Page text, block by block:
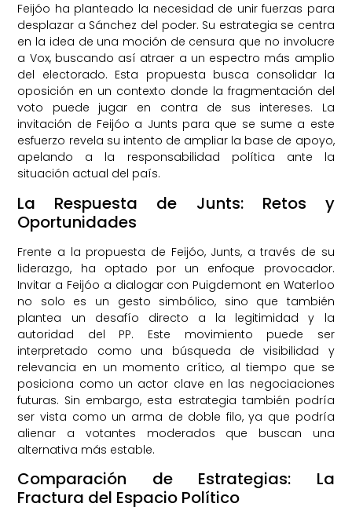
Feijóo ha planteado la necesidad de unir fuerzas para
desplazar a Sánchez del poder. Su estrategia se centra
en la idea de una moción de censura que no involucre
a Vox, buscando así atraer a un espectro más amplio
del electorado. Esta propuesta busca consolidar la
oposición en un contexto donde la fragmentación del
voto puede jugar en contra de sus intereses. La
invitación de Feijóo a Junts para que se sume a este
esfuerzo revela su intento de ampliar la base de apoyo,
apelando a la responsabilidad política ante la
situación actual del país.
La Respuesta de Junts: Retos y
Oportunidades
Frente a la propuesta de Feijóo, Junts, a través de su
liderazgo, ha optado por un enfoque provocador.
Invitar a Feijóo a dialogar con Puigdemont en Waterloo
no solo es un gesto simbólico, sino que también
plantea un desafío directo a la legitimidad y la
autoridad del PP. Este movimiento puede ser
interpretado como una búsqueda de visibilidad y
relevancia en un momento crítico, al tiempo que se
posiciona como un actor clave en las negociaciones
futuras. Sin embargo, esta estrategia también podría
ser vista como un arma de doble filo, ya que podría
alienar a votantes moderados que buscan una
alternativa más estable.
Comparación de Estrategias: La
Fractura del Espacio Político